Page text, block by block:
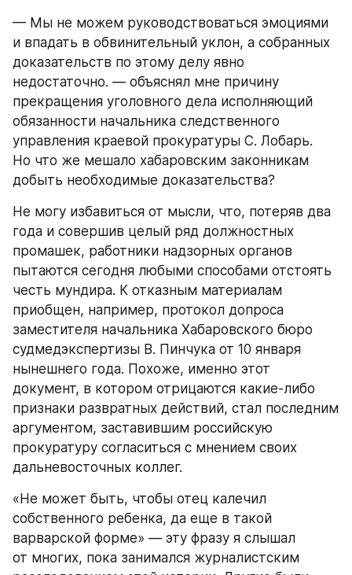
— Мы не можем руководствоваться эмоциями
и впадать в обвинительный уклон, а собранных
доказательств по этому делу явно
недостаточно. — объяснял мне причину
прекращения уголовного дела исполняющий
обязанности начальника следственного
управления краевой прокуратуры С. Лобарь.
Но что же мешало хабаровским законникам
добыть необходимые доказательства?
Не могу избавиться от мысли, что, потеряв два
года и совершив целый ряд должностных
промашек, работники надзорных органов
пытаются сегодня любыми способами отстоять
честь мундира. К отказным материалам
приобщен, например, протокол допроса
заместителя начальника Хабаровского бюро
судмедэкспертизы В. Пинчука от 10 января
нынешнего года. Похоже, именно этот
документ, в котором отрицаются какие-либо
признаки развратных действий, стал последним
аргументом, заставившим российскую
прокуратуру согласиться с мнением своих
дальневосточных коллег.
«Не может быть, чтобы отец калечил
собственного ребенка, да еще в такой
варварской форме» — эту фразу я слышал
от многих, пока занимался журналистским